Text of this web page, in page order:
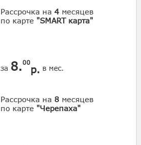
Рассрочка на 4 месяцев
по карте "SMART карта"
за 8.00
р. в мес.
Рассрочка на 8 месяцев
по карте "Черепаха"